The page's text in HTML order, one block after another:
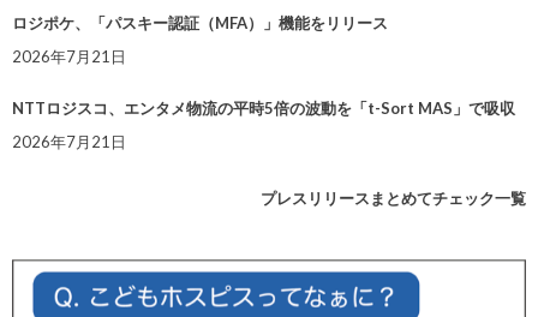
ロジポケ、「パスキー認証（MFA）」機能をリリース
2026年7月21日
NTTロジスコ、エンタメ物流の平時5倍の波動を「t-Sort MAS」で吸収
2026年7月21日
プレスリリースまとめてチェック一覧